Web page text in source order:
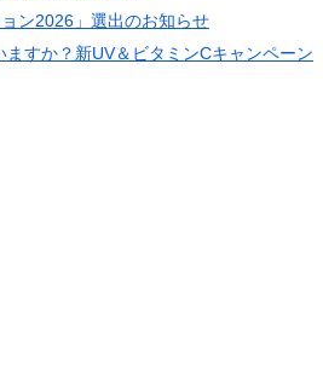
ン2026」選出のお知らせ
すか？新UV＆ビタミンCキャンペーン